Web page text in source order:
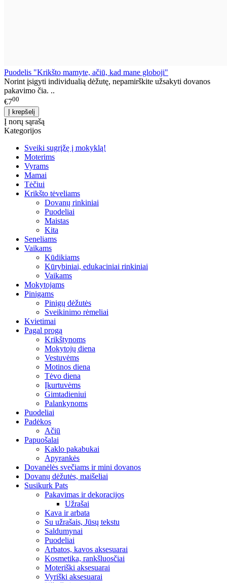
Puodelis "Krikšto mamyte, ačiū, kad mane globoji"
Norint įsigyti individualią dėžutę, nepamirškite užsakyti dovanos
pakavimo čia. ..
€700
Į norų sąrašą
Kategorijos
Sveiki sugrįžę į mokyklą!
Moterims
Vyrams
Mamai
Tėčiui
Krikšto tėveliams
Dovanų rinkiniai
Puodeliai
Maistas
Kita
Seneliams
Vaikams
Kūdikiams
Kūrybiniai, edukaciniai rinkiniai
Vaikams
Mokytojams
Pinigams
Pinigų dėžutės
Sveikinimo rėmeliai
Kvietimai
Pagal progą
Krikštynoms
Mokytojų diena
Vestuvėms
Motinos diena
Tėvo diena
Įkurtuvėms
Gimtadieniui
Palankynoms
Puodeliai
Padėkos
Ačiū
Papuošalai
Kaklo pakabukai
Apyrankės
Dovanėlės svečiams ir mini dovanos
Dovanų dėžutės, maišeliai
Susikurk Pats
Pakavimas ir dekoracijos
Užrašai
Kava ir arbata
Su užrašais, Jūsų tekstu
Saldumynai
Puodeliai
Arbatos, kavos aksesuarai
Kosmetika, rankšluosčiai
Moteriški aksesuarai
Vyriški aksesuarai